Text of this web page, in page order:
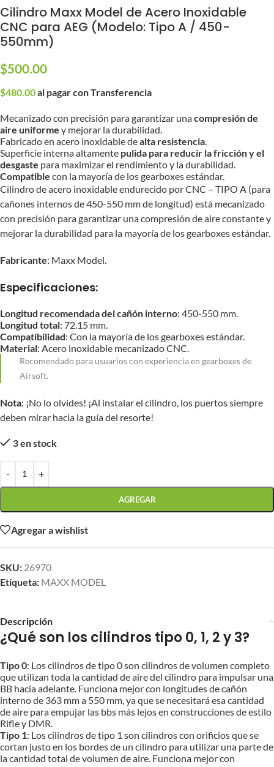
Cilindro Maxx Model de Acero Inoxidable
CNC para AEG (Modelo: Tipo A / 450-
550mm)
$500.00
$480.00al pagar con Transferencia
Mecanizado con precisión para garantizar unacompresión de
aire uniforme y mejorar la durabilidad.
Fabricado en acero inoxidable dealta resistencia.
Superficie interna altamente pulida para reducir la fricción y el
desgaste para maximizar el rendimiento y la durabilidad.
Compatible con la mayoría de los gearboxes estándar.
Cilindro de acero inoxidable endurecido por CNC – TIPO A (para
cañones internos de 450-550 mm de longitud) está mecanizado
con precisión para garantizar una compresión de aire constante y
mejorar la durabilidad para la mayoría de los gearboxes estándar.
Fabricante: Maxx Model.
Especificaciones:
Longitud recomendada del cañón interno: 450-550 mm.
Longitud total: 72.15 mm.
Compatibilidad: Con la mayoría de los gearboxes estándar.
Material: Acero inoxidable mecanizado CNC.
Recomendado para usuarios con experiencia en gearboxes de
Airsoft.
Nota: ¡No lo olvides! ¡Al instalar el cilindro, los puertos siempre
deben mirar hacia la guía del resorte!
3 en stock
- +
AGREGAR
Agregar a wishlist
SKU: 26970
Etiqueta: MAXX MODEL
Descripción
¿Qué son los cilindros tipo 0, 1, 2 y 3?
Tipo 0: Los cilindros de tipo 0 son cilindros de volumen completo
que utilizan toda la cantidad de aire del cilindro para impulsar una
BB hacia adelante. Funciona mejor con longitudes de cañón
interno de 363 mm a 550 mm, ya que se necesitará esa cantidad
de aire para empujar las bbs más lejos en construcciones de estilo
Rifle y DMR.
Tipo 1: Los cilindros de tipo 1 son cilindros con orificios que se
cortan justo en los bordes de un cilindro para utilizar una parte de
la cantidad total de volumen de aire. Funciona mejor con